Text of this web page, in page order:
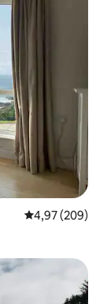
Gemiddelde
4,97 (209)